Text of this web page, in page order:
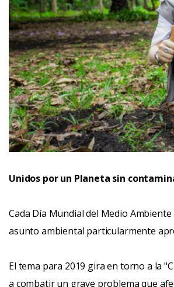
Unidos por un Planeta sin
Cada Día Mundial del Medio
asunto ambiental particularmente
El tema para 2019 gira en torno a la
a combatir un grave problema que